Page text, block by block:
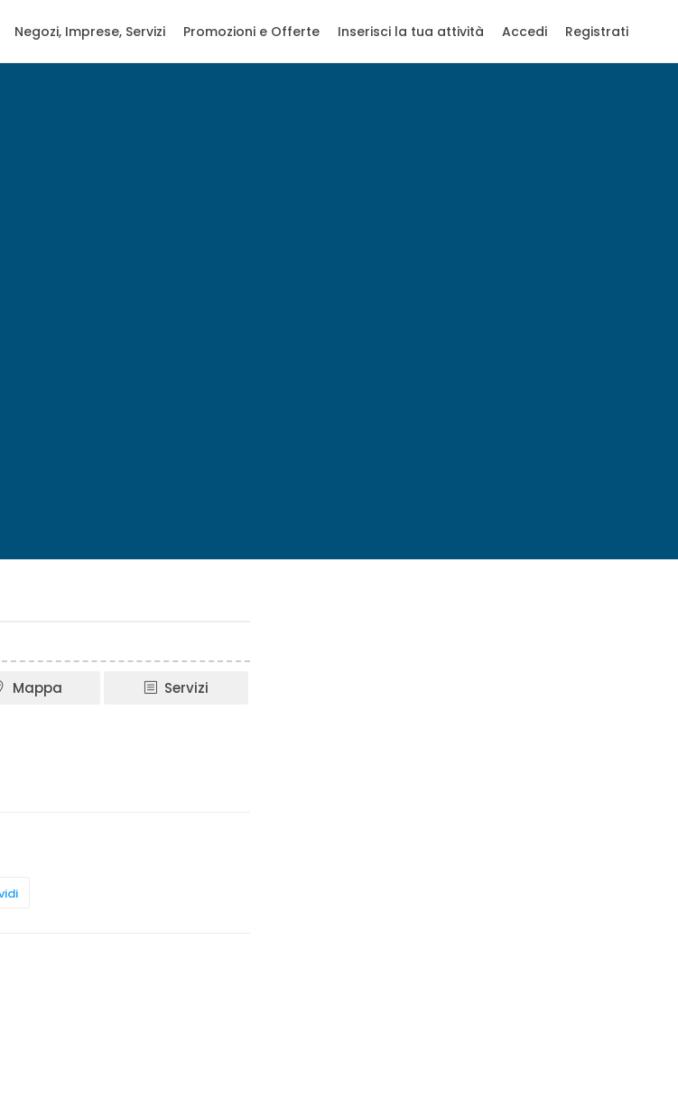
Negozi, Imprese, Servizi Promozioni e Offerte Inserisci la tua attività Accedi Registrati
Mappa Servizi